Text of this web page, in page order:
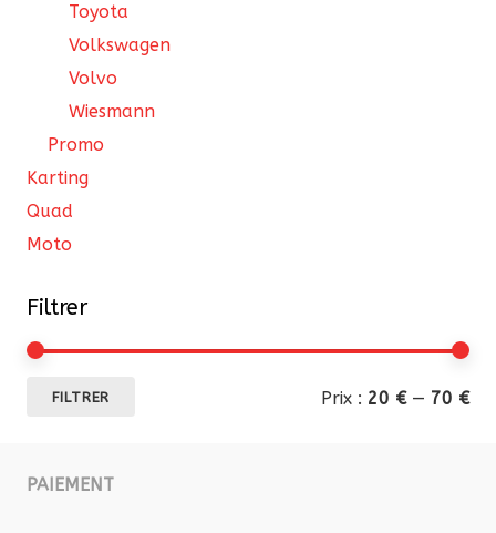
Toyota
Volkswagen
Volvo
Wiesmann
Promo
Karting
Quad
Moto
Filtrer
FILTRER Prix : 20 €— 70 €
PAIEMENT